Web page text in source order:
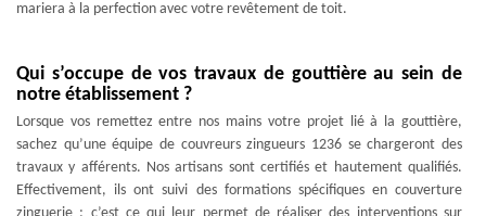
mariera à la perfection avec votre revêtement de toit.
Qui s’occupe de vos travaux de gouttière au sein de
notre établissement ?
Lorsque vos remettez entre nos mains votre projet lié à la gouttière,
sachez qu’une équipe de couvreurs zingueurs 1236 se chargeront des
travaux y afférents. Nos artisans sont certifiés et hautement qualifiés.
Effectivement, ils ont suivi des formations spécifiques en couverture